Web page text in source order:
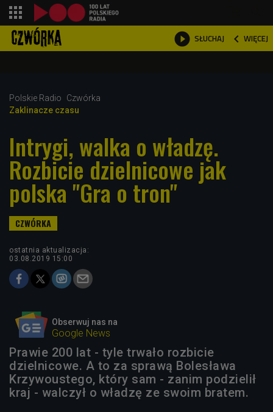
 SŁUCHAJ  WIĘCEJ

Polskie Radio
Czwórka
Zaklinacze czasu
Intrygi, walka o władzę.
Rozbicie dzielnicowe jak
polska "Gra o tron"
ostatnia aktualizacja:
03.08.2019 15:00
Obserwuj nas na
Google News
Prawie 200 lat - tyle trwało rozbicie
dzielnicowe. A to za sprawą Bolesława
Krzywoustego, który sam - zanim podzielił
kraj - walczył o władzę ze swoim bratem.